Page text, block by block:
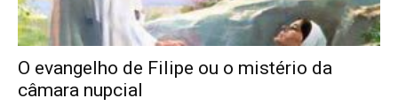
O evangelho de Filipe ou o mistério da
câmara nupcial